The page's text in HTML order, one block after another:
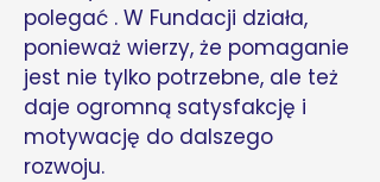
polegać . W Fundacji działa,
ponieważ wierzy, że pomaganie
jest nie tylko potrzebne, ale też
daje ogromną satysfakcję i
motywację do dalszego
rozwoju.